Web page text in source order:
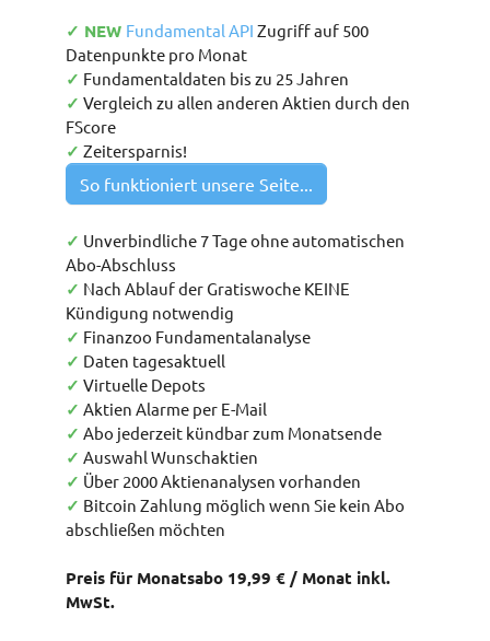
✓ NEW Fundamental API Zugriff auf 500
Datenpunkte pro Monat
✓ Fundamentaldaten bis zu 25 Jahren
✓ Vergleich zu allen anderen Aktien durch den
FScore
✓ Zeitersparnis!
So funktioniert unsere Seite...
✓ Unverbindliche 7 Tage ohne automatischen
Abo-Abschluss
✓ Nach Ablauf der Gratiswoche KEINE
Kündigung notwendig
✓ Finanzoo Fundamentalanalyse
✓ Daten tagesaktuell
✓ Virtuelle Depots
✓ Aktien Alarme per E-Mail
✓ Abo jederzeit kündbar zum Monatsende
✓ Auswahl Wunschaktien
✓ Über 2000 Aktienanalysen vorhanden
✓ Bitcoin Zahlung möglich wenn Sie kein Abo
abschließen möchten
Preis für Monatsabo 19,99 € / Monat inkl.
MwSt.